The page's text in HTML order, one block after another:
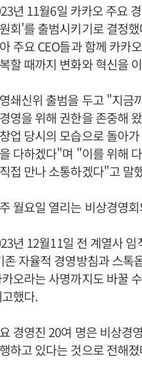
년 11월6일 카카오 주요
회'를 출범시키기로 결정
주요 CEO들과 함께 카카
할 때까지 변화와 혁신을
쇄신위 출범을 두고 "지금
영을 위해 권한을 존중해
업 당시의 모습으로 돌아
다하겠다"며 "이를 위해
접 만나 소통하겠다"고 말
월요일 열리는 비상경영
년 12월11일 전 계열사 임
자율적 경영방침과 스톡
오라는 사명까지도 바꿀
했다.
경영진 20여 명은 비상경
하고 있다는 것으로 전해